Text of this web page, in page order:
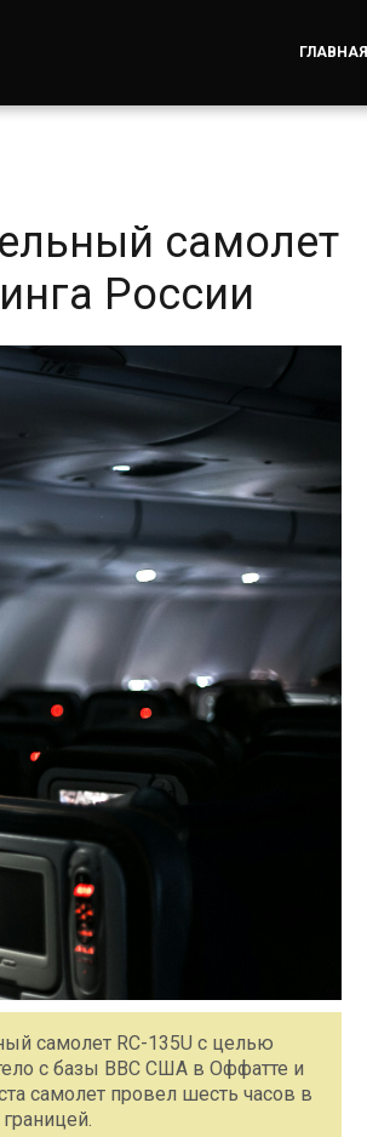
ГЛАВНАЯ
самолет
России
самолет RC-135U с целью
с базы ВВС США в Оффатте и
самолет провел шесть часов в